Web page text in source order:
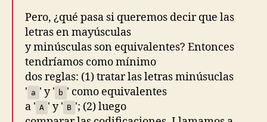
Pero, ¿qué pasa si queremos decir que las
letras en mayúsculas
y minúsculas son equivalentes? Entonces
tendríamos como mínimo
dos reglas: (1) tratar las letras minúsuclas
' a ' y ' b ' como equivalentes
a ' A ' y ' B '; (2) luego